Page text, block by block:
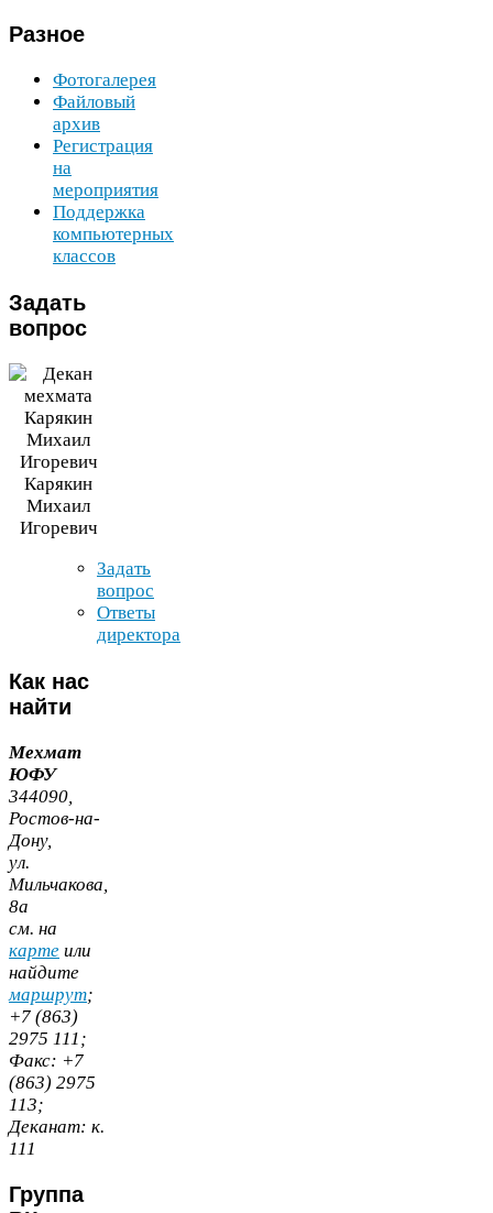
Разное
Фотогалерея
Файловый
архив
Регистрация
на
мероприятия
Поддержка
компьютерных
классов
Задать
вопрос
Карякин
Михаил
Игоревич
Задать
вопрос
Ответы
директора
Как нас
найти
Мехмат
ЮФУ
344090,
Ростов-​на-​
Дону,
ул.
Мильчакова,
8а
cм. на
карте или
найдите
маршрут;
+7 (863)
2975 111;
Факс: +7
(863) 2975
113;
Деканат: к.
111
Группа